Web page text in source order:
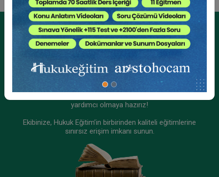
Kurumsal Üyelikler İçin
Kurumsal Teklif Alın
yardımcı olmaya hazırız!
Ekibinize, Hukuk Eğitim’in birbirinden kaliteli eğitimlerine
sınırsız erişim imkanı sunun.